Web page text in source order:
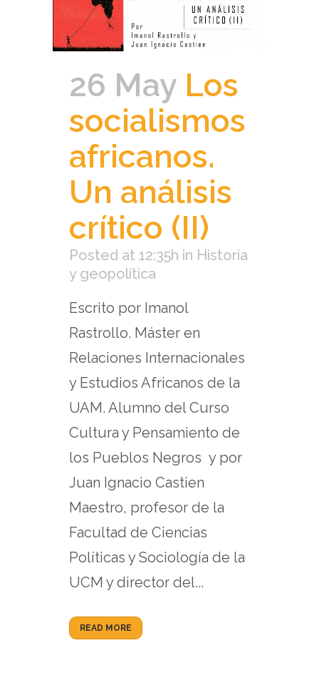
26 May Los
socialismos
africanos.
Un análisis
crítico (II)
Posted at 12:35h in Historia
y geopolítica
Escrito por Imanol
Rastrollo. Máster en
Relaciones Internacionales
y Estudios Africanos de la
UAM. Alumno del Curso
Cultura y Pensamiento de
los Pueblos Negros y por
Juan Ignacio Castien
Maestro, profesor de la
Facultad de Ciencias
Políticas y Sociología de la
UCM y director del...
READ MORE